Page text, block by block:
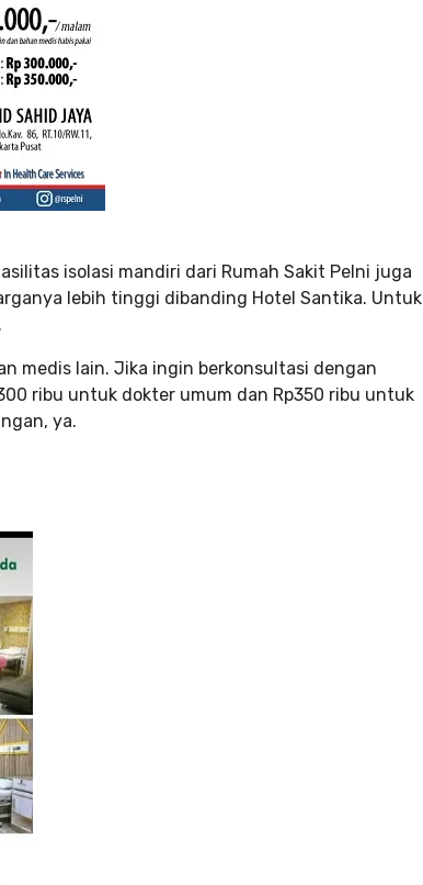
isolasi mandiri dari Rumah Sakit Pelni juga
lebih tinggi dibanding Hotel Santika. Untuk
medis lain. Jika ingin berkonsultasi dengan
ribu untuk dokter umum dan Rp350 ribu untuk
ya.